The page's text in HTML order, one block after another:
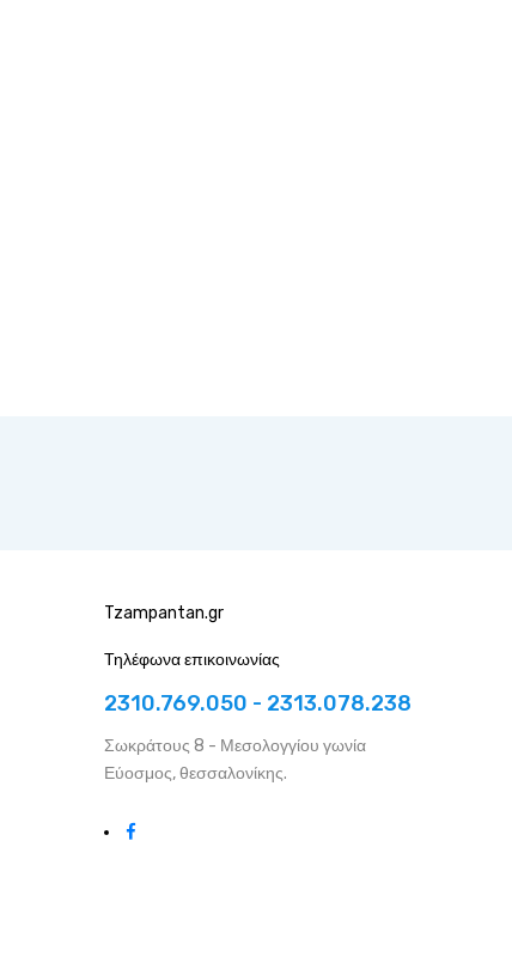
Tzampantan.gr
Τηλέφωνα επικοινωνίας
2310.769.050 - 2313.078.238
Σωκράτους 8 - Μεσολογγίου γωνία
Εύοσμος, θεσσαλονίκης.